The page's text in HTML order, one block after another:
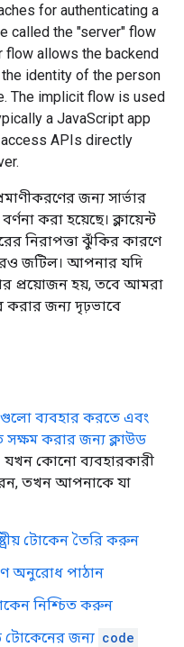
for authenticating a
called the "server" flow
flow allows the backend
identity of the person
The implicit flow is used
a JavaScript app
APIs directly
জন্য সার্ভার
করা হয়েছে। ক্লায়েন্ট
নিরাপত্তা ঝুঁকির কারণে
জটিল। আপনার যদি
প্রয়োজন হয়, তবে আমরা
করার জন্য দৃঢ়ভাবে
ব্যবহার করতে এবং
সক্ষম করার জন্য ক্লাউড
যখন কোনো ব্যবহারকারী
তখন আপনাকে যা
টোকেন তৈরি করুন
অনুরোধ পাঠান
নিশ্চিত করুন
টোকেনের জন্য code